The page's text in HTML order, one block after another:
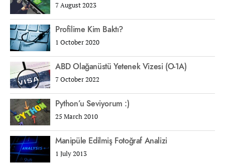
7 August 2023
Profilime Kim Baktı?
1 October 2020
ABD Olağanüstü Yetenek Vizesi (O-1A)
7 October 2022
Python’u Seviyorum :)
25 March 2010
Manipüle Edilmiş Fotoğraf Analizi
1 July 2013